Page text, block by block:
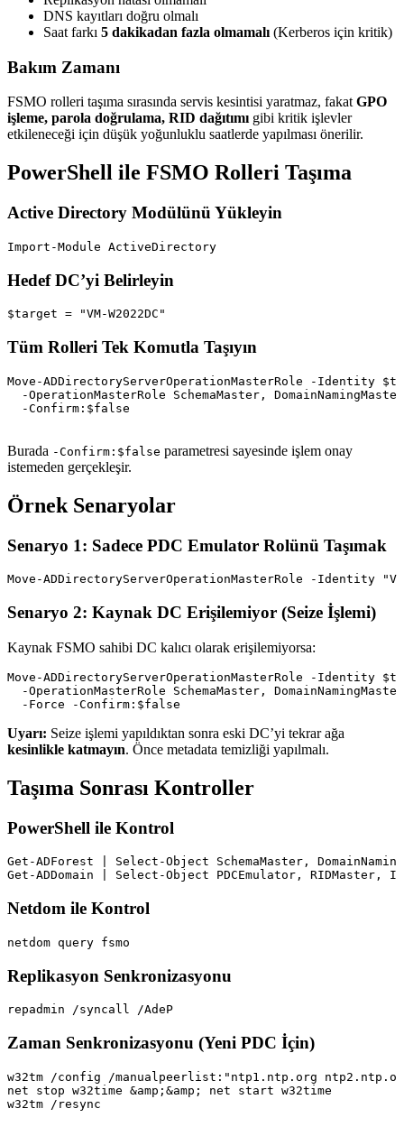
DNS kayıtları doğru olmalı
Saat farkı 5 dakikadan fazla olmamalı (Kerberos için kritik)
Bakım Zamanı
FSMO rolleri taşıma sırasında servis kesintisi yaratmaz, fakatGPO
işleme, parola doğrulama, RID dağıtımıgibi kritik işlevler
etkileneceği için düşük yoğunluklu saatlerde yapılması önerilir.
PowerShell ile FSMO Rolleri Taşıma
Active Directory Modülünü Yükleyin
Hedef DC’yi Belirleyin
Tüm Rolleri Tek Komutla Taşıyın
Move-ADDirectoryServerOperationMasterRole -Identity
-OperationMasterRole SchemaMaster,
  -Confirm:$false
Burada -Confirm:$false parametresi sayesinde işlem onay
istemeden gerçekleşir.
Örnek Senaryolar
Senaryo 1: Sadece PDC Emulator Rolünü Taşımak
Senaryo 2: Kaynak DC Erişilemiyor (Seize İşlemi)
Kaynak FSMO sahibi DC kalıcı olarak erişilemiyorsa:
Move-ADDirectoryServerOperationMasterRole -Identity
-OperationMasterRole SchemaMaster,
Uyarı: Seize işlemi yapıldıktan sonra eski DC’yi tekrar ağa
kesinlikle katmayın. Önce metadata temizliği yapılmalı.
Taşıma Sonrası Kontroller
PowerShell ile Kontrol
Get-ADForest | Select-Object SchemaMaster,
Netdom ile Kontrol
Replikasyon Senkronizasyonu
Zaman Senkronizasyonu (Yeni PDC İçin)
w32tm /config /manualpeerlist:"ntp1.ntp.org
net stop w32time &amp;&amp; net start w32time